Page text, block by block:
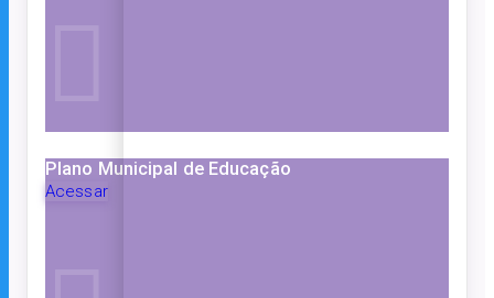
Plano Municipal de Educação
Acessar